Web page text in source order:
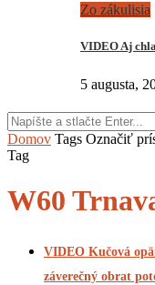
Zo zákulisia
VIDEO Aj
5 augusta,
Domov Tags Označiť
Tag
W60
VIDEO Kučová
záverečný obrat